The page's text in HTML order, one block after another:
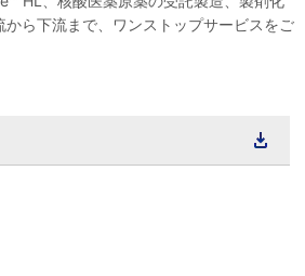
から下流まで、ワンストップサービスをご